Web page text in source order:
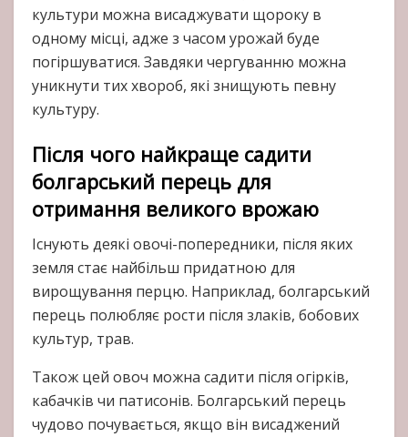
культури можна висаджувати щороку в
одному місці, адже з часом урожай буде
погіршуватися. Завдяки чергуванню можна
уникнути тих хвороб, які знищують певну
культуру.
Після чого найкраще садити
болгарський перець для
отримання великого врожаю
Існують деякі овочі-попередники, після яких
земля стає найбільш придатною для
вирощування перцю. Наприклад, болгарський
перець полюбляє рости після злаків, бобових
культур, трав.
Також цей овоч можна садити після огірків,
кабачків чи патисонів. Болгарський перець
чудово почувається, якщо він висаджений